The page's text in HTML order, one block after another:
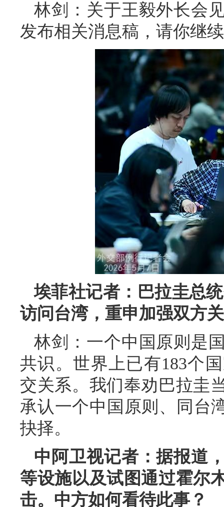
林剑：关于王毅外长会
发布相关消息稿，请你继
埃菲社记者：巴拉圭总
访问台湾，重申加强双方
林剑：一个中国原则是
共识。世界上已有183个
交关系。我们奉劝巴拉圭
承认一个中国原则、同台
抉择。
中阿卫视记者：据报道
等设施以及试图通过霍尔
击。中方如何看待此事？